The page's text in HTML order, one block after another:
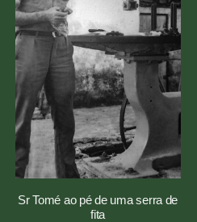
Sr Tomé ao pé de uma serra de
fita